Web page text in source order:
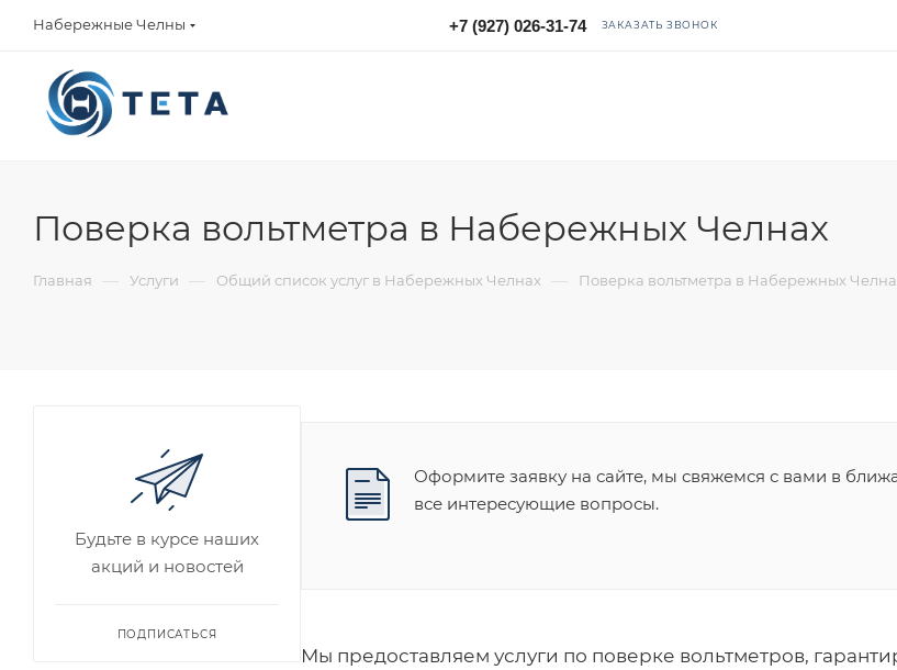
Набережные Челны +7 (927) 026-31-74 ЗАКАЗАТЬ ЗВОНОК
Поверка вольтметра в Набережных Челнах
Главная — Услуги — Общий список услуг в Набережных Челнах — Поверка вольтметра в Набережных
Оформите заявку на сайте, мы свяжемся с вами в
все интересующие вопросы.
Мы предоставляем услуги по поверке вольтметров,
Будьте в курсе наших
акций и новостей
ПОДПИСАТЬСЯ